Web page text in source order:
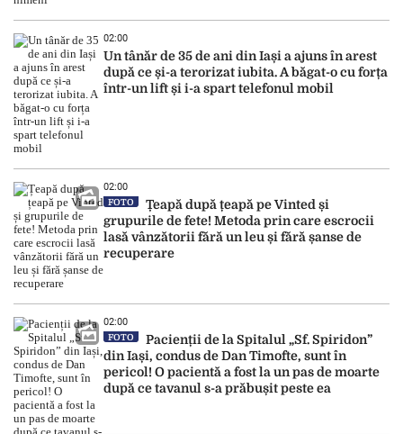
02:00
Un tânăr de 35 de ani din Iași a ajuns în arest
după ce și-a terorizat iubita. A băgat-o cu forța
într-un lift și i-a spart telefonul mobil
02:00
FOTO
Țeapă după țeapă pe Vinted și
grupurile de fete! Metoda prin care escrocii
lasă vânzătorii fără un leu și fără șanse de
recuperare
02:00
FOTO
Pacienții de la Spitalul „Sf. Spiridon”
din Iași, condus de Dan Timofte, sunt în
pericol! O pacientă a fost la un pas de moarte
după ce tavanul s-a prăbușit peste ea